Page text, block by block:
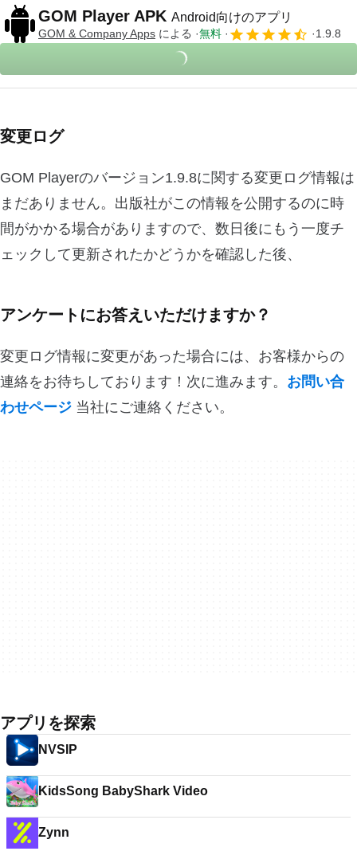
GOM Player APK Android向けのアプリ
GOM & Company Apps による 無料 1.9.8
変更ログ
GOM Playerのバージョン1.9.8に関する変更ログ情報は
まだありません。出版社がこの情報を公開するのに時
間がかかる場合がありますので、数日後にもう一度チ
ェックして更新されたかどうかを確認した後、
アンケートにお答えいただけますか？
変更ログ情報に変更があった場合には、お客様からの
連絡をお待ちしております！次に進みます。 お問い合
わせページ 当社にご連絡ください。
アプリを探索
NVSIP
KidsSong BabyShark Video
Zynn